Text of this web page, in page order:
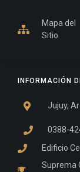
INFORMACIÓN
Jujuy,
0388-
Edificio
Suprema
Mapa del
Sitio